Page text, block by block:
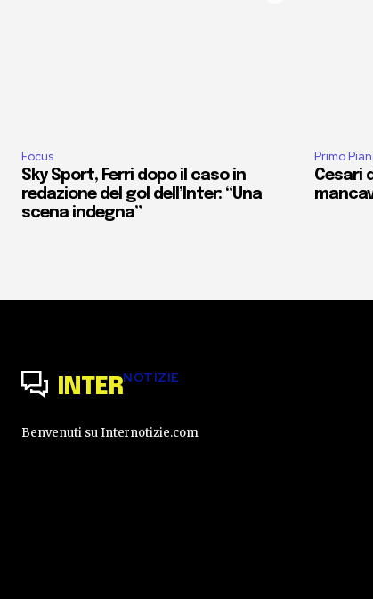
Focus
Sky Sport, Ferri dopo il caso in
redazione del gol dell’Inter: “Una
scena indegna”
Primo
Cesari
INTERNOTIZIE
Benvenuti su Internotizie.com